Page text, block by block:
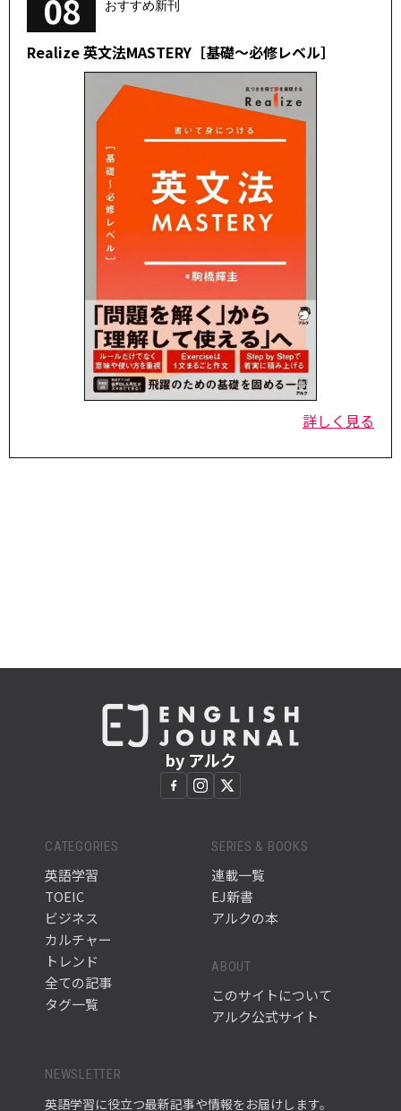
08 おすすめ新刊
Realize 英文法MASTERY［基礎～必修レベル］
詳しく見る
by アルク
CATEGORIES
英語学習
TOEIC
ビジネス
カルチャー
トレンド
全ての記事
タグ一覧
SERIES & BOOKS
連載一覧
EJ新書
アルクの本
ABOUT
このサイトについて
アルク公式サイト
NEWSLETTER
英語学習に役立つ最新記事や情報をお届けします。